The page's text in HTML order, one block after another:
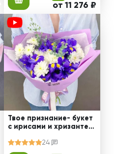
от 11 276 ₽
Твое признание- букет
с ирисами и хризантем
24